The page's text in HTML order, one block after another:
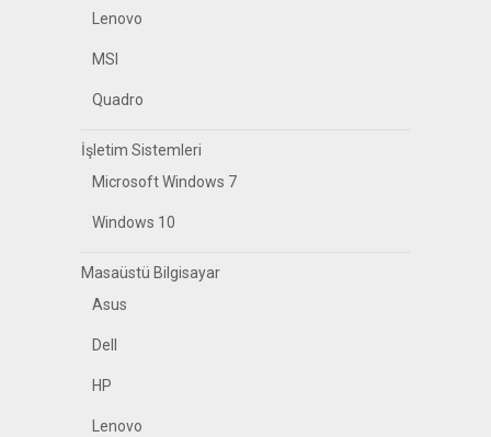
Lenovo
MSI
Quadro
İşletim Sistemleri
Microsoft Windows 7
Windows 10
Masaüstü Bilgisayar
Asus
Dell
HP
Lenovo